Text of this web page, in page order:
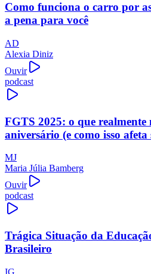
Como funciona o carro por
a pena para você
AD
Alexia Diniz
Ouvir
podcast
FGTS 2025: o que realmente
aniversário (e como isso afeta
MJ
Maria Júlia Bamberg
Ouvir
podcast
Trágica Situação da
Brasileiro
IG